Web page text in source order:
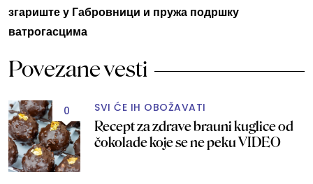
згариште у Габровници и пружа подршку
ватрогасцима
Povezane vesti
0 SVI ĆE IH OBOŽAVATI
Recept za zdrave brauni kuglice od
čokolade koje se ne peku VIDEO